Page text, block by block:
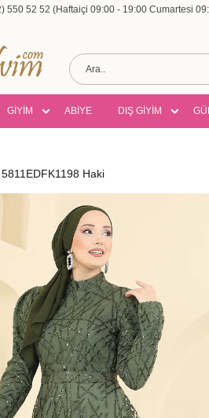
550 52 52 (Haftaiçi 09:00 - 19:00 Cumartesi
GİYİM ABİYE DIŞ GİYİM
Haki